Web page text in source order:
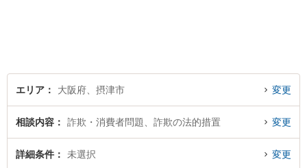
エリア 大阪府、摂津市 変更
相談内容 詐欺・消費者問題、詐欺の法的措置 変更
詳細条件 未選択 変更